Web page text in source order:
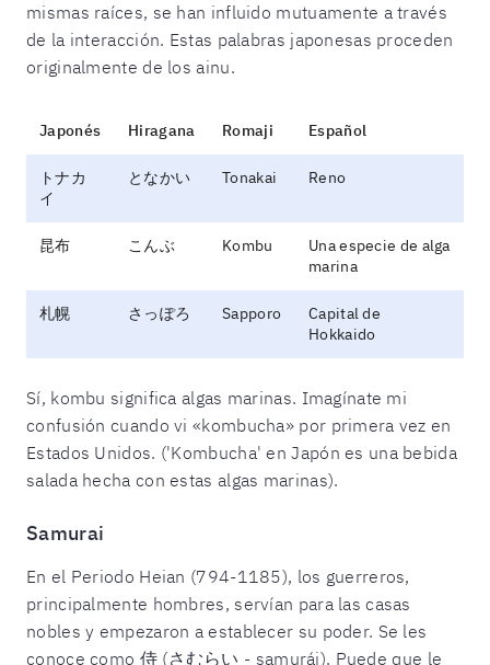
mismas raíces, se han influido mutuamente a través
de la interacción. Estas palabras japonesas proceden
originalmente de los ainu.
Japonés Hiragana Romaji Español
トナカ
イ
となかい Tonakai Reno
昆布 こんぶ Kombu
Una especie de alga
marina
札幌 さっぽろ Sapporo
Capital de
Hokkaido
Sí, kombu significa algas marinas. Imagínate mi
confusión cuando vi «kombucha» por primera vez en
Estados Unidos. ('Kombucha' en Japón es una bebida
salada hecha con estas algas marinas).
Samurai
En el Periodo Heian (794-1185), los guerreros,
principalmente hombres, servían para las casas
nobles y empezaron a establecer su poder. Se les
conoce como 侍 (さむらい - samurái). Puede que le